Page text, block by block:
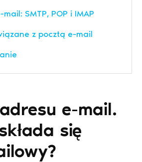
mail: SMTP, POP i IMAP
z pocztą e-mail
e-mail.
się